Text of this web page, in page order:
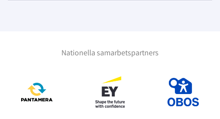
Nationella samarbetspartners